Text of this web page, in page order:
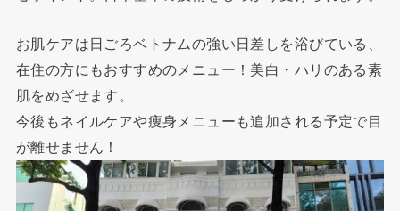
お肌ケアは日ごろベトナムの強い日差しを浴びている、
在住の方にもおすすめのメニュー！美白・ハリのある素
肌をめざせます。
今後もネイルケアや痩身メニューも追加される予定で目
が離せません！